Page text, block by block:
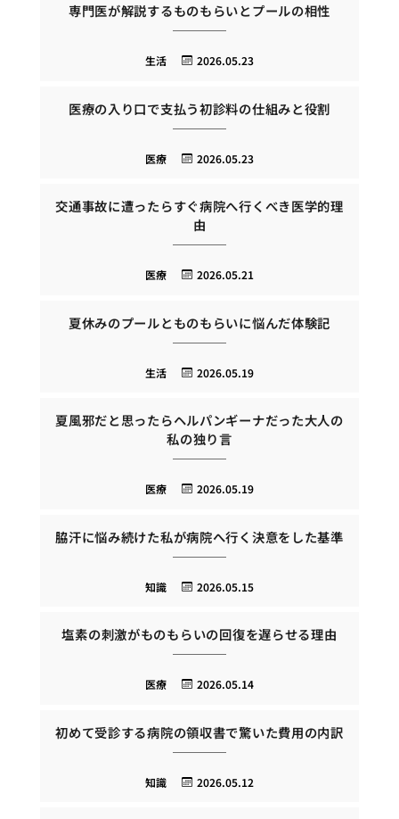
専門医が解説するものもらいとプールの相性
2026.05.23
生活
医療の入り口で支払う初診料の仕組みと役割
2026.05.23
医療
交通事故に遭ったらすぐ病院へ行くべき医学的理
由
2026.05.21
医療
夏休みのプールとものもらいに悩んだ体験記
2026.05.19
生活
夏風邪だと思ったらヘルパンギーナだった大人の
私の独り言
2026.05.19
医療
脇汗に悩み続けた私が病院へ行く決意をした基準
2026.05.15
知識
塩素の刺激がものもらいの回復を遅らせる理由
2026.05.14
医療
初めて受診する病院の領収書で驚いた費用の内訳
2026.05.12
知識